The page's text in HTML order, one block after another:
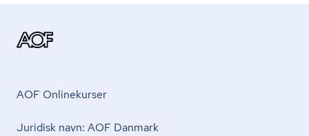
AOF Onlinekurser
Juridisk navn: AOF Danmark